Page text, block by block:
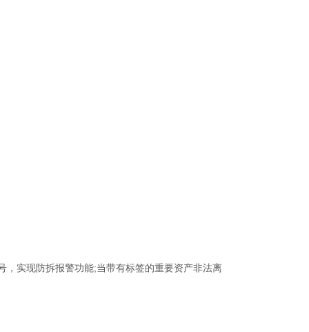
，实现防拆报警功能;当带有标签的重要资产非法离